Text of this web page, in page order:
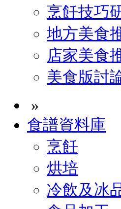
烹飪技巧
地方美食
店家美食
美食版討
»
食譜資料庫
烹飪
烘培
冷飲及冰